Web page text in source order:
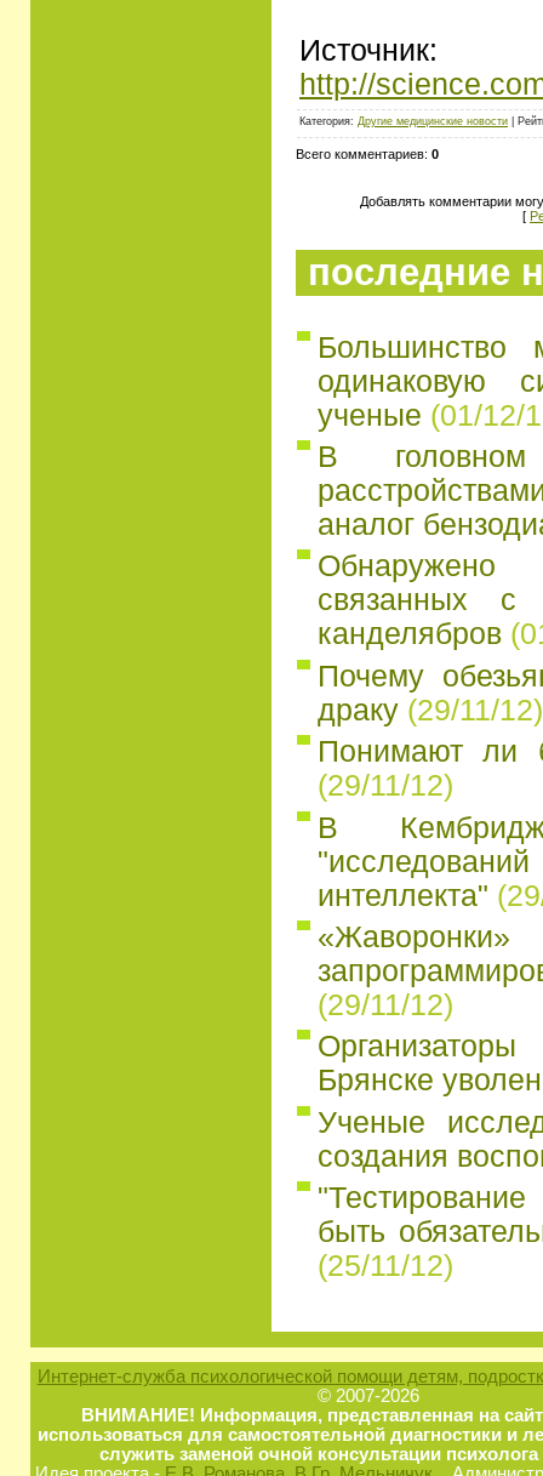
Источник:
http://
Категория: Другие медицинские новости |
Всего комментариев: 0
Добавлять комментарии
[
последние
Большинство
одинаковую
ученые (01/12/
В
аналог
связанных с
канделябров
Почему
драку (29/11/12)
Понимают ли
(29/11/12)
В
интеллекта"
(29/11/12)
Брянске
Ученые
создания
быть
(25/11/12)
Интернет-служба психологической помощи детям,
© 2007-2026
ВНИМАНИЕ! Информация, представленная на
использоваться для самостоятельной диагностики и
служить заменой очной консультации